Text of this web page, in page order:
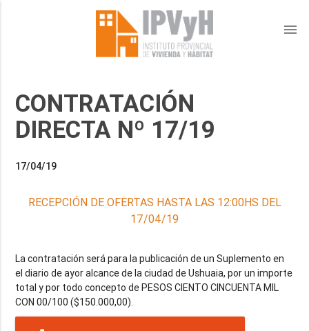
menu
CONTRATACIÓN
DIRECTA Nº 17/19
17/04/19
RECEPCIÓN DE OFERTAS HASTA LAS 12:00HS DEL
17/04/19
La contratación será para la publicación de un Suplemento en
el diario de ayor alcance de la ciudad de Ushuaia, por un importe
total y por todo concepto de PESOS CIENTO CINCUENTA MIL